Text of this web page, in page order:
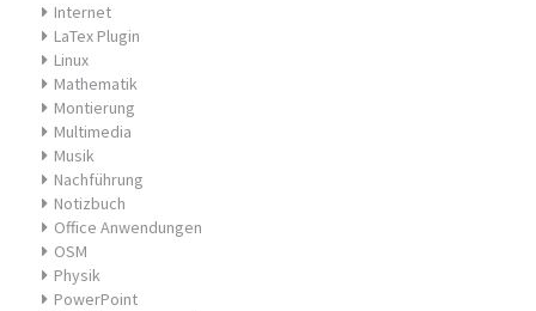
Internet
LaTex Plugin
Linux
Mathematik
Montierung
Multimedia
Musik
Nachführung
Notizbuch
Office Anwendungen
OSM
Physik
PowerPoint